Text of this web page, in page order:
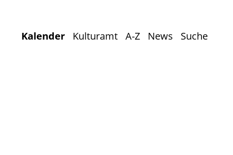
Kalender Kulturamt A-Z News Suche